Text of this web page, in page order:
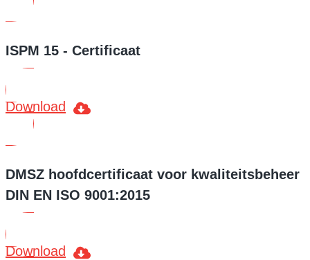
ISPM 15 - Certificaat
Download
DMSZ hoofdcertificaat voor kwaliteitsbeheer
DIN EN ISO 9001:2015
Download